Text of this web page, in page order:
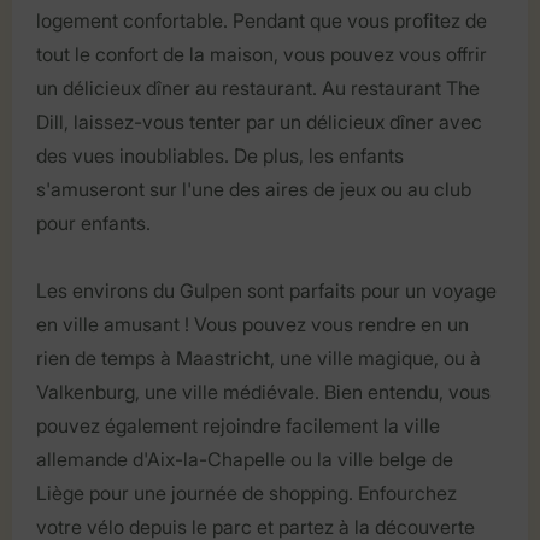
logement confortable. Pendant que vous profitez de
tout le confort de la maison, vous pouvez vous offrir
un délicieux dîner au restaurant. Au restaurant The
Dill, laissez-vous tenter par un délicieux dîner avec
des vues inoubliables. De plus, les enfants
s'amuseront sur l'une des aires de jeux ou au club
pour enfants.
Les environs du Gulpen sont parfaits pour un voyage
en ville amusant ! Vous pouvez vous rendre en un
rien de temps à Maastricht, une ville magique, ou à
Valkenburg, une ville médiévale. Bien entendu, vous
pouvez également rejoindre facilement la ville
allemande d'Aix-la-Chapelle ou la ville belge de
Liège pour une journée de shopping. Enfourchez
votre vélo depuis le parc et partez à la découverte